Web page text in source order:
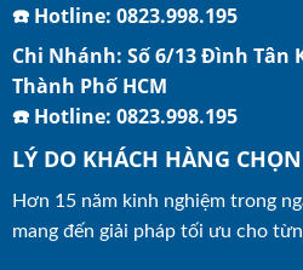
☎️ Hotline: 0823.998.195
Chi Nhánh: Số 6/13 Đình Tân
Thành Phố HCM
☎️ Hotline: 0823.998.195
LÝ DO KHÁCH HÀNG
Hơn 15 năm kinh nghiệm trong
mang đến giải pháp tối ưu cho